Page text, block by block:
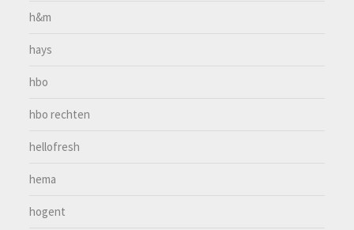
h&m
hays
hbo
hbo rechten
hellofresh
hema
hogent